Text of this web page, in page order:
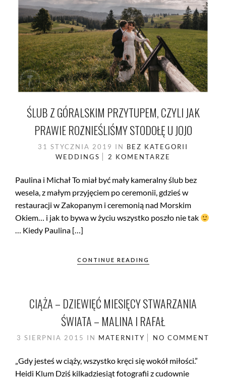
ŚLUB Z GÓRALSKIM PRZYTUPEM, CZYLI JAK
PRAWIE ROZNIEŚLIŚMY STODOŁĘ U JOJO
31 STYCZNIA 2019 IN BEZ KATEGORII
WEDDINGS
2 KOMENTARZE
Paulina i Michał To miał być mały kameralny ślub bez
wesela, z małym przyjęciem po ceremonii, gdzieś w
restauracji w Zakopanym i ceremonią nad Morskim
Okiem… i jak to bywa w życiu wszystko poszło nie tak
… Kiedy Paulina […]
CONTINUE READING
CIĄŻA – DZIEWIĘĆ MIESIĘCY STWARZANIA
ŚWIATA – MALINA I RAFAŁ
3 SIERPNIA 2015 IN MATERNITY NO COMMENT
„Gdy jesteś w ciąży, wszystko kręci się wokół miłości.”
Heidi Klum Dziś kilkadziesiąt fotografii z cudownie